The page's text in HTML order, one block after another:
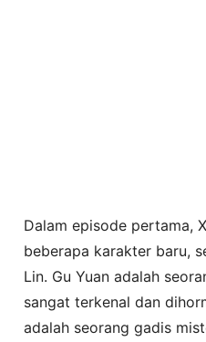
Dalam episode pertama,
beberapa karakter baru,
Lin. Gu Yuan adalah
sangat terkenal dan
adalah seorang gadis